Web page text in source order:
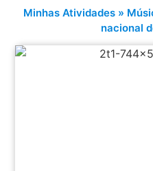
Minhas Atividades »
nacional